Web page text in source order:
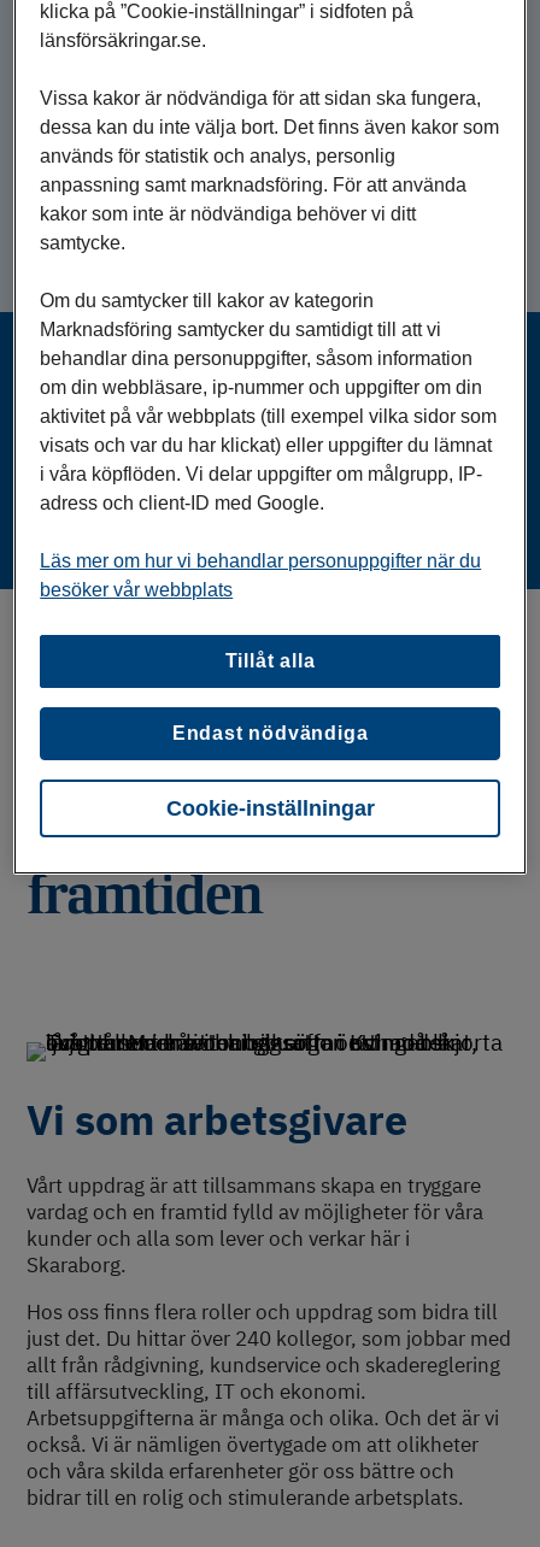
Ditt arbete hos oss bidrar till något större, då vi
tillsammans utvecklar Skaraborg – både
vara med och tillföra ett varaktigt värde som går
utanför ditt eget arbete.

Var med och skapa
en kundupplevelse i
tiden – och för
framtiden
Vi som arbetsgivare
Vårt uppdrag är att tillsammans skapa en tryggare
vardag och en framtid fylld av möjligheter för våra
kunder och alla som lever och verkar här i
Skaraborg.
Hos oss finns flera roller och uppdrag som bidra till
just det. Du hittar över 240 kollegor, som jobbar med
allt från rådgivning, kundservice och skadereglering
till affärsutveckling, IT och ekonomi.
Arbetsuppgifterna är många och olika. Och det är vi
också. Vi är nämligen övertygade om att olikheter
och våra skilda erfarenheter gör oss bättre och
bidrar till en rolig och stimulerande arbetsplats.
klicka på ”Cookie-inställningar” i sidfoten på
länsförsäkringar.se.
Vissa kakor är nödvändiga för att sidan ska fungera,
dessa kan du inte välja bort. Det finns även kakor som
används för statistik och analys, personlig
anpassning samt marknadsföring. För att använda
kakor som inte är nödvändiga behöver vi ditt
samtycke.
Om du samtycker till kakor av kategorin
Marknadsföring samtycker du samtidigt till att vi
behandlar dina personuppgifter, såsom information
om din webbläsare, ip-nummer och uppgifter om din
aktivitet på vår webbplats (till exempel vilka sidor som
visats och var du har klickat) eller uppgifter du lämnat
i våra köpflöden. Vi delar uppgifter om målgrupp, IP-
adress och client-ID med Google.
Läs mer om hur vi behandlar personuppgifter när du
besöker vår webbplats
Endast nödvändiga
Tillåt alla
Cookie-inställningar